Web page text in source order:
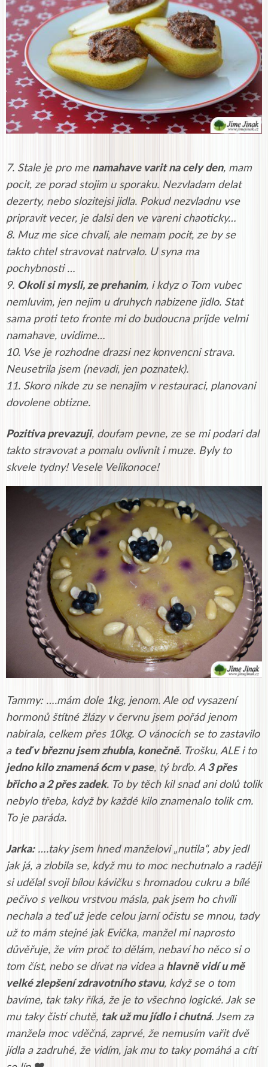
7. Stale je pro me namahave varit na cely den, mam
pocit, ze porad stojim u sporaku. Nezvladam delat
dezerty, nebo slozitejsi jidla. Pokud nezvladnu vse
pripravit vecer, je dalsi den ve vareni chaoticky…
8. Muz me sice chvali, ale nemam pocit, ze by se
takto chtel stravovat natrvalo. U syna ma
pochybnosti …
9. Okoli si mysli, ze prehanim, i kdyz o Tom vubec
nemluvim, jen nejim u druhych nabizene jidlo. Stat
sama proti teto fronte mi do budoucna prijde velmi
namahave, uvidime…
10. Vse je rozhodne drazsi nez konvencni strava.
Neusetrila jsem (nevadi, jen poznatek).
11. Skoro nikde zu se nenajim v restauraci, planovani
dovolene obtizne.
Pozitiva prevazuji, doufam pevne, ze se mi podari dal
takto stravovat a pomalu ovlivnit i muze. Byly to
skvele tydny! Vesele Velikonoce!
Tammy: ….mám dole 1kg, jenom. Ale od vysazení
hormonů štítné žlázy v červnu jsem pořád jenom
nabírala, celkem přes 10kg. O vánocích se to zastavilo
a teď v březnu jsem zhubla, konečně. Trošku, ALE i to
jedno kilo znamená 6cm v pase, tý brďo. A 3 přes
břicho a 2 přes zadek. To by těch kil snad ani dolů tolik
nebylo třeba, když by každé kilo znamenalo tolik cm.
To je paráda.
Jarka:….taky jsem hned manželovi „nutila“, aby jedl
jak já, a zlobila se, když mu to moc nechutnalo a raději
si udělal svoji bílou kávičku s hromadou cukru a bílé
pečivo s velkou vrstvou másla, pak jsem ho chvíli
nechala a teď už jede celou jarní očistu se mnou, tady
už to mám stejné jak Evička, manžel mi naprosto
důvěřuje, že vím proč to dělám, nebaví ho něco si o
tom číst, nebo se dívat na videa a hlavně vidí u mě
velké zlepšení zdravotního stavu, když se o tom
bavíme, tak taky říká, že je to všechno logické. Jak se
mu taky čistí chutě, tak už mu jídlo i chutná. Jsem za
manžela moc vděčná, zaprvé, že nemusím vařit dvě
jídla a zadruhé, že vidím, jak mu to taky pomáhá a cítí